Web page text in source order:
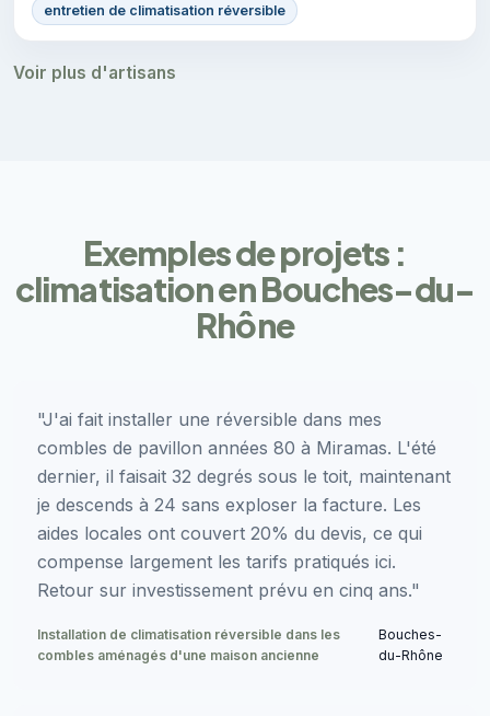
entretien de climatisation réversible
Voir plus d'artisans
Exemples de projets :
climatisation en Bouches-du-
Rhône
"J'ai fait installer une réversible dans mes
combles de pavillon années 80 à Miramas. L'été
dernier, il faisait 32 degrés sous le toit, maintenant
je descends à 24 sans exploser la facture. Les
aides locales ont couvert 20% du devis, ce qui
compense largement les tarifs pratiqués ici.
Retour sur investissement prévu en cinq ans."
Installation de climatisation réversible dans les
combles aménagés d'une maison ancienne
Bouches-
du-Rhône